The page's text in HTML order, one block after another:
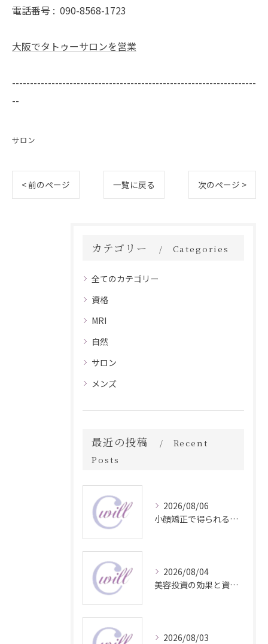
電話番号 : 090-8568-1723
大阪でタトゥーサロンを営業
--------------------------------------------------------------------
--
サロン
< 前のページ 一覧に戻る 次のページ >
カテゴリー Categories
全てのカテゴリー
資格
MRI
自然
サロン
メンズ
最近の投稿
Recent
Posts
2026/08/06
小顔矯正で得られる顔変化の科学的効果
2026/08/04
美容投資の効果と資産価値の解説
2026/08/03